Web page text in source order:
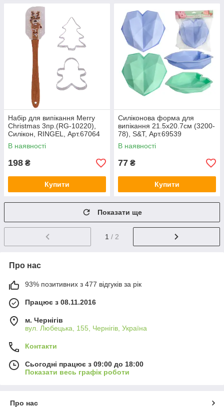
Набір для випікання Merry
Christmas 3пр.(RG-10220),
Силікон, RINGEL, Арт.67064
В наявності
198 ₴
Купити
Силіконова форма для
випікання 21.5х20.7см (3200-
78), S&T, Арт.69539
В наявності
77 ₴
Купити
Показати ще
1 / 2
Про нас
93% позитивних з 477 відгуків за рік
Працює з 08.11.2016
м. Чернігів
вул. Любецька, 155, Чернігів, Україна
Контакти
Сьогодні працює з 09:00 до 18:00
Показати весь графік роботи
Про нас